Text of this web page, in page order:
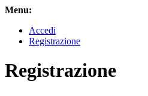
Menu:
Accedi
Registrazione
Registrazione